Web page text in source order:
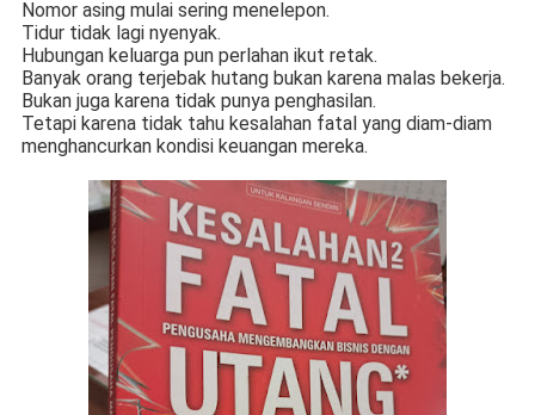
Nomor asing mulai sering menelepon.
Tidur tidak lagi nyenyak.
Hubungan keluarga pun perlahan ikut retak.
Banyak orang terjebak hutang bukan karena malas bekerja.
Bukan juga karena tidak punya penghasilan.
Tetapi karena tidak tahu kesalahan fatal yang diam-diam
menghancurkan kondisi keuangan mereka.